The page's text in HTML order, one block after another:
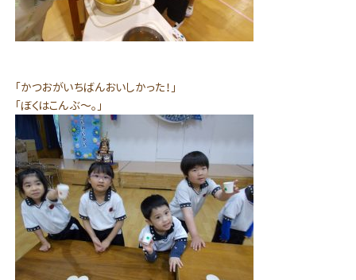
「かつおがいちばんおいしかった！」
「ぼくはこんぶ～。」